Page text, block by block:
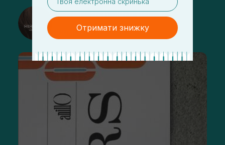
@sisters_stelmakh в Instagram
Підписатися
Отримати знижку